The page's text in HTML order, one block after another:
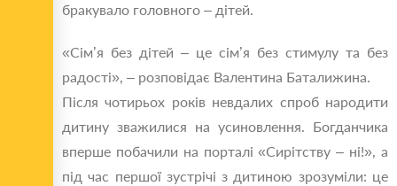
бракувало головного – дітей.
«Сім’я без дітей – це сім’я без стимулу та без
радості», – розповідає Валентина Баталижина.
Після чотирьох років невдалих спроб народити
дитину зважилися на усиновлення. Богданчика
вперше побачили на порталі «Сирітству – ні!», а
під час першої зустрічі з дитиною зрозуміли: це